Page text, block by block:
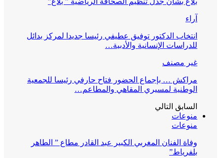
آراء
انتخاب الدكتور توفيق عطيفي رئيسا جديدا لمركز بدائل
للدراسات الإنسانية والأدبية…
غير مصنف
مراكش … بإجماع الحضور فتاح حارفي رئيسا للجمعية
الوطنية لمسيري المقاهي والمطاعم…
السابق التالي
منوعات
منوعات
وفاة الفنان المغربي الكبير عبد القادر مطاع ” الطاهر
بلفرياط”